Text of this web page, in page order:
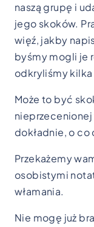
naszą grupę i
jego skoków.
więź, jakby
byśmy mogli je
odkryliśmy
Może to być
dokładnie, o co
Przekażemy
osobistymi
włamania.
Nie mogę już